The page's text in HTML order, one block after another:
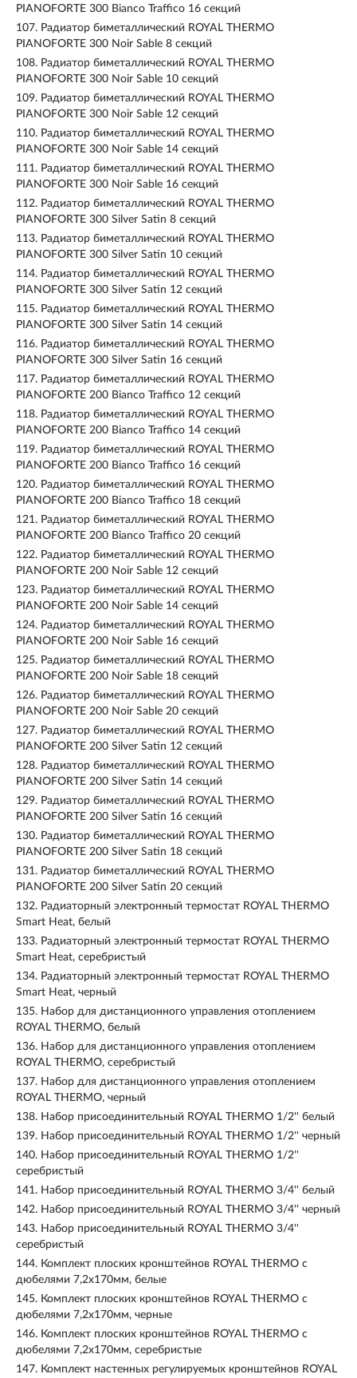
PIANOFORTE 300 Bianco Traffico 16 секций
107. Радиатор биметаллический ROYAL THERMO
PIANOFORTE 300 Noir Sable 8 секций
108. Радиатор биметаллический ROYAL THERMO
PIANOFORTE 300 Noir Sable 10 секций
109. Радиатор биметаллический ROYAL THERMO
PIANOFORTE 300 Noir Sable 12 секций
110. Радиатор биметаллический ROYAL THERMO
PIANOFORTE 300 Noir Sable 14 секций
111. Радиатор биметаллический ROYAL THERMO
PIANOFORTE 300 Noir Sable 16 секций
112. Радиатор биметаллический ROYAL THERMO
PIANOFORTE 300 Silver Satin 8 секций
113. Радиатор биметаллический ROYAL THERMO
PIANOFORTE 300 Silver Satin 10 секций
114. Радиатор биметаллический ROYAL THERMO
PIANOFORTE 300 Silver Satin 12 секций
115. Радиатор биметаллический ROYAL THERMO
PIANOFORTE 300 Silver Satin 14 секций
116. Радиатор биметаллический ROYAL THERMO
PIANOFORTE 300 Silver Satin 16 секций
117. Радиатор биметаллический ROYAL THERMO
PIANOFORTE 200 Bianco Traffico 12 секций
118. Радиатор биметаллический ROYAL THERMO
PIANOFORTE 200 Bianco Traffico 14 секций
119. Радиатор биметаллический ROYAL THERMO
PIANOFORTE 200 Bianco Traffico 16 секций
120. Радиатор биметаллический ROYAL THERMO
PIANOFORTE 200 Bianco Traffico 18 секций
121. Радиатор биметаллический ROYAL THERMO
PIANOFORTE 200 Bianco Traffico 20 секций
122. Радиатор биметаллический ROYAL THERMO
PIANOFORTE 200 Noir Sable 12 секций
123. Радиатор биметаллический ROYAL THERMO
PIANOFORTE 200 Noir Sable 14 секций
124. Радиатор биметаллический ROYAL THERMO
PIANOFORTE 200 Noir Sable 16 секций
125. Радиатор биметаллический ROYAL THERMO
PIANOFORTE 200 Noir Sable 18 секций
126. Радиатор биметаллический ROYAL THERMO
PIANOFORTE 200 Noir Sable 20 секций
127. Радиатор биметаллический ROYAL THERMO
PIANOFORTE 200 Silver Satin 12 секций
128. Радиатор биметаллический ROYAL THERMO
PIANOFORTE 200 Silver Satin 14 секций
129. Радиатор биметаллический ROYAL THERMO
PIANOFORTE 200 Silver Satin 16 секций
130. Радиатор биметаллический ROYAL THERMO
PIANOFORTE 200 Silver Satin 18 секций
131. Радиатор биметаллический ROYAL THERMO
PIANOFORTE 200 Silver Satin 20 секций
132. Радиаторный электронный термостат ROYAL THERMO
Smart Heat, белый
133. Радиаторный электронный термостат ROYAL THERMO
Smart Heat, серебристый
134. Радиаторный электронный термостат ROYAL THERMO
Smart Heat, черный
135. Набор для дистанционного управления отоплением
ROYAL THERMO, белый
136. Набор для дистанционного управления отоплением
ROYAL THERMO, серебристый
137. Набор для дистанционного управления отоплением
ROYAL THERMO, черный
138. Набор присоединительный ROYAL THERMO 1/2'' белый
139. Набор присоединительный ROYAL THERMO 1/2'' черный
140. Набор присоединительный ROYAL THERMO 1/2''
серебристый
141. Набор присоединительный ROYAL THERMO 3/4'' белый
142. Набор присоединительный ROYAL THERMO 3/4'' черный
143. Набор присоединительный ROYAL THERMO 3/4''
серебристый
144. Комплект плоских кронштейнов ROYAL THERMO с
дюбелями 7,2х170мм, белые
145. Комплект плоских кронштейнов ROYAL THERMO с
дюбелями 7,2х170мм, черные
146. Комплект плоских кронштейнов ROYAL THERMO с
дюбелями 7,2х170мм, серебристые
147. Комплект настенных регулируемых кронштейнов ROYAL